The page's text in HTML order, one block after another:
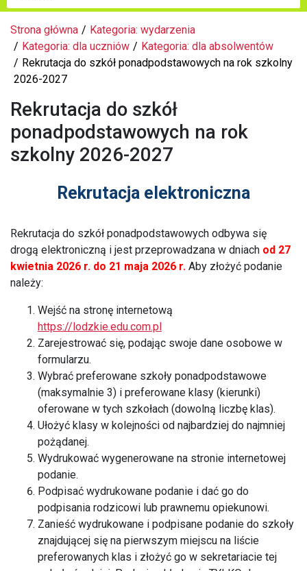
Strona główna
Kategoria: wydarzenia
Kategoria: dla uczniów
Kategoria: dla absolwentów
Rekrutacja do szkół ponadpodstawowych na rok szkolny
2026-2027
Rekrutacja do szkół
ponadpodstawowych na rok
szkolny 2026-2027
Rekrutacja elektroniczna
Rekrutacja do szkół ponadpodstawowych odbywa się
drogą elektroniczną i jest przeprowadzana w dniach od 27
kwietnia 2026 r. do 21 maja 2026 r. Aby złożyć podanie
należy:
Wejść na stronę internetową
https://lodzkie.edu.com.pl
Zarejestrować się, podając swoje dane osobowe w
formularzu.
Wybrać preferowane szkoły ponadpodstawowe
(maksymalnie 3) i preferowane klasy (kierunki)
oferowane w tych szkołach (dowolną liczbę klas).
Ułożyć klasy w kolejności od najbardziej do najmniej
pożądanej.
Wydrukować wygenerowane na stronie internetowej
podanie.
Podpisać wydrukowane podanie i dać go do
podpisania rodzicowi lub prawnemu opiekunowi.
Zanieść wydrukowane i podpisane podanie do szkoły
znajdującej się na pierwszym miejscu na liście
preferowanych klas i złożyć go w sekretariacie tej